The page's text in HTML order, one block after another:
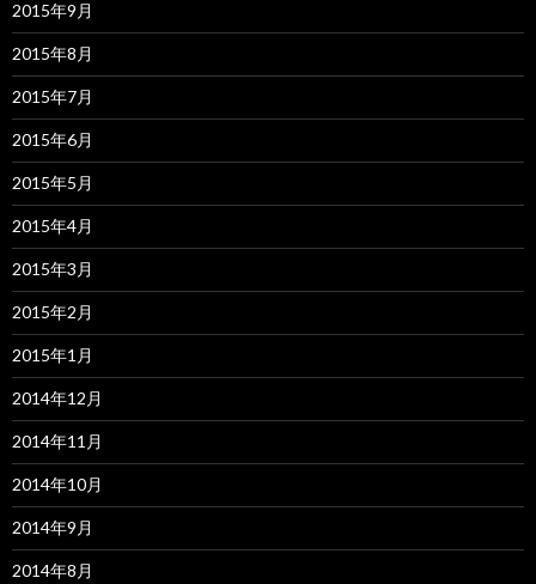
2015年9月
2015年8月
2015年7月
2015年6月
2015年5月
2015年4月
2015年3月
2015年2月
2015年1月
2014年12月
2014年11月
2014年10月
2014年9月
2014年8月